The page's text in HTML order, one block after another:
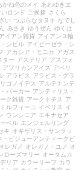
かね色のメイ
あわゆきエ
いロンド ご挨拶 さくら
い つぶらなタヌキ なでし
みさき ゆうぜん
ゆくは
アイアン雑貨 アイアン３輪
シビル アイビーゼラ・シ
アカシア・モニカ アガス
ター アステリア アスフォ
アフリカンアイズ アベリ
アラビス
アラビス・グラ
ゴノイデス
アルテナンテ
パーカー アンティリス・
ク雑貨 アークトチス
ア
ルフィーユ イベリス
イ
ウンシニア エキナセア
ベル エンジェルリング
キ オキザリス・サンラッ
・ビジューアンティークピ
オレガノ オレガノ・ユノ
オ
ローズマリー オータムカ
リア カラーリーフ カラ